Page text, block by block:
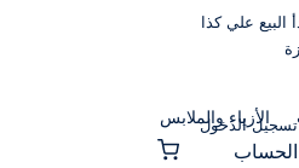
البيع علي كذا
الأزياء والملابس
تسجيل الدخول
الحساب